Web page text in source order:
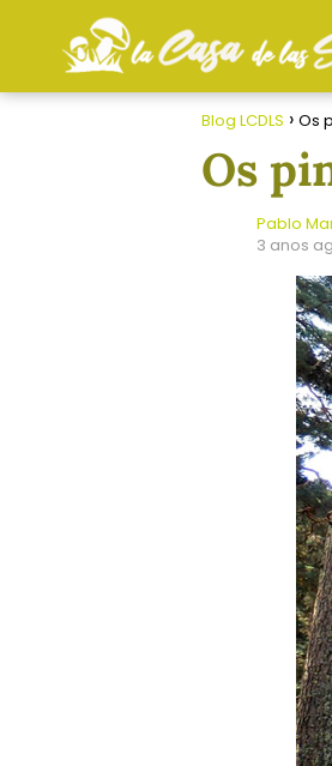
Blog LCDLS Os
Os
Pablo
3 anos